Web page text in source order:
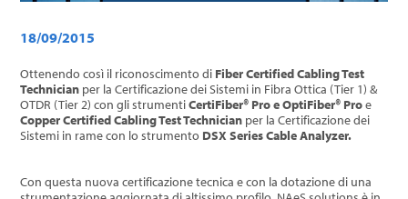
18/09/2015
Ottenendo così il riconoscimento di Fiber Certified Cabling Test
Technician per la Certificazione dei Sistemi in Fibra Ottica (Tier 1) &
OTDR (Tier 2) con gli strumentiCertiFiber® Pro e OptiFiber® Proe
Copper Certified Cabling Test Technician per la Certificazione dei
Sistemi in rame con lo strumento DSX Series Cable Analyzer.
Con questa nuova certificazione tecnica e con la dotazione di una